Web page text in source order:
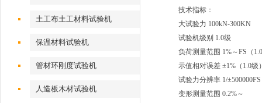
土工布土工材料试验机
保温材料试验机
管材环刚度试验机
人造板木材试验机
技术指标：
大试验力 100kN-300KN
试验机级别 1.0级
负荷测量范围 1%～FS（
示值相对误差 ±1%（1.0级
试验力分辨率 1/
变形测量范围 0.2%～